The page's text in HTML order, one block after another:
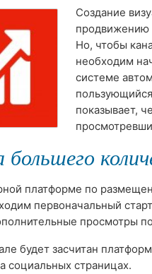
Создание
продвижению
Но, чтобы
необходим
системе
показывает,
большего
платформе по
первоначальный
просмотры
будет засчитан
социальных страницах.